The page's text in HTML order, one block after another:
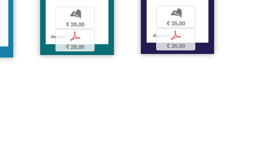
b
€ 28,00
p
€ 28,00
b
€ 35,00
p
€ 35,00